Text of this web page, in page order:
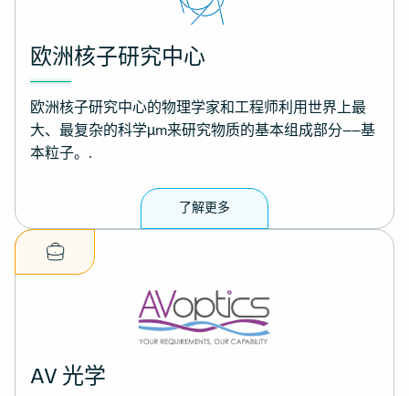
欧洲核子研究中心
欧洲核子研究中心的物理学家和工程师利用世界上最
大、最复杂的科学µm来研究物质的基本组成部分——基
本粒子。.
了解更多
AV 光学